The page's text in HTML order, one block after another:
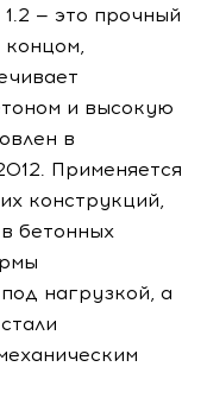
— это прочный
и высокую
в
Применяется
конструкций,
бетонных
нагрузкой, а